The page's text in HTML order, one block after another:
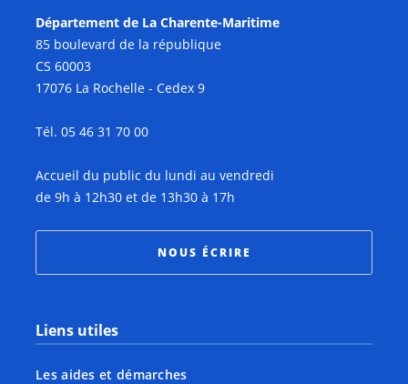
Département de La Charente-Maritime
85 boulevard de la république
CS 60003
17076 La Rochelle - Cedex 9
Tél. 05 46 31 70 00
Accueil du public du lundi au vendredi
de 9h à 12h30 et de 13h30 à 17h
NOUS ÉCRIRE
Liens utiles
Les aides et démarches